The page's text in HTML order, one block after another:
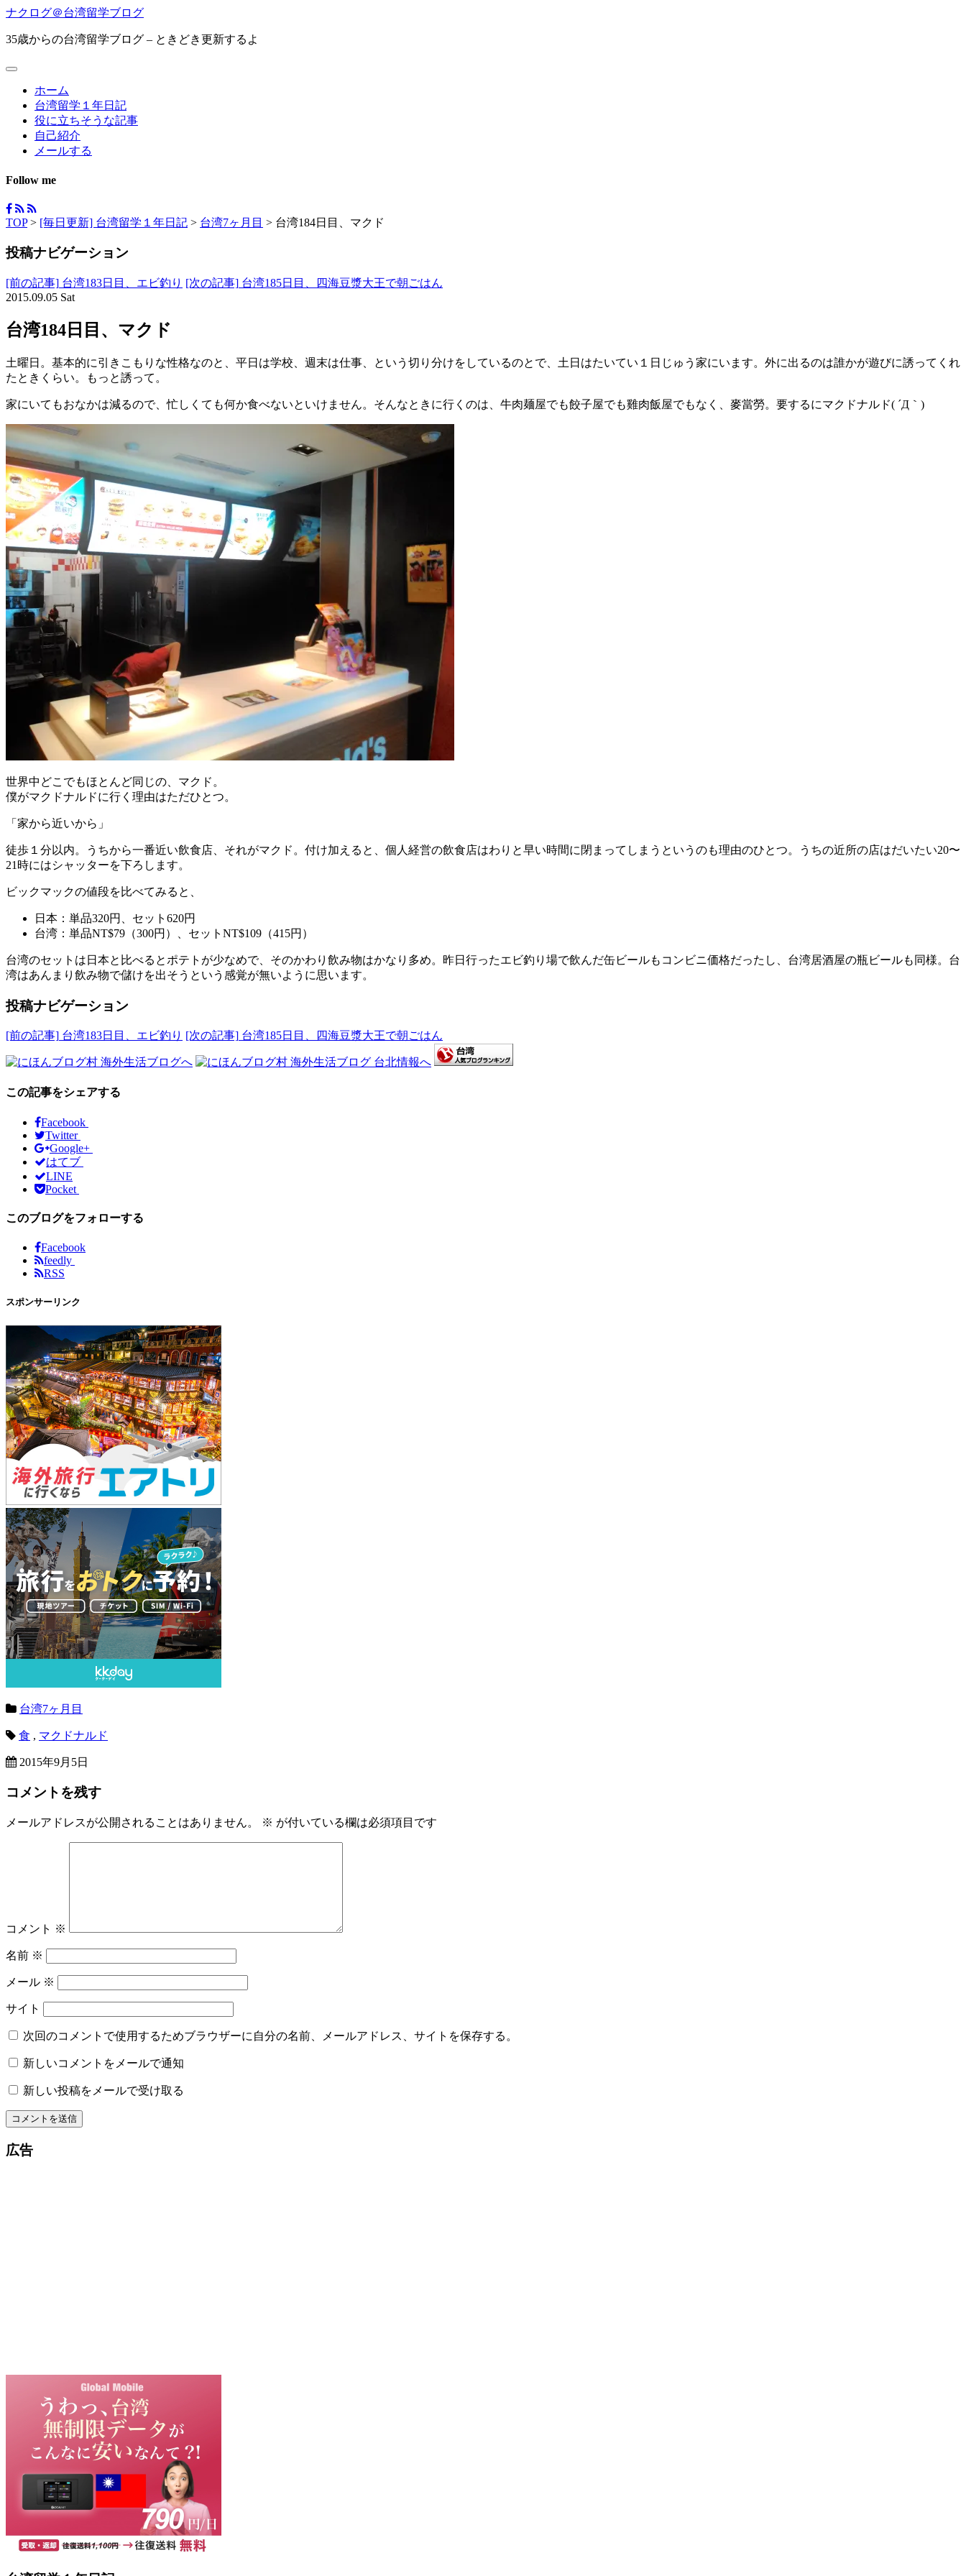
ナクログ＠台湾留学ブログ
35歳からの台湾留学ブログ – ときどき更新するよ
ホーム
台湾留学１年日記
役に立ちそうな記事
自己紹介
メールする
Follow me
TOP> [毎日更新] 台湾留学１年日記 > 台湾7ヶ月目 > 台湾184日目、マクド
投稿ナビゲーション
[前の記事] 台湾183日目、エビ釣り [次の記事] 台湾185日目、四海豆漿大王で朝ごはん
2015.09.05 Sat
台湾184日目、マクド
土曜日。基本的に引きこもりな性格なのと、平日は学校、週末は仕事、という切り分けをしているのとで、土日はたいてい１日じゅう家にいます。外に出るのは誰かが遊びに誘ってくれ
たときくらい。もっと誘って。
家にいてもおなかは減るので、忙しくても何か食べないといけません。そんなときに行くのは、牛肉麺屋でも餃子屋でも雞肉飯屋でもなく、麥當勞。要するにマクドナルド( ´Д｀)
世界中どこでもほとんど同じの、マクド。
僕がマクドナルドに行く理由はただひとつ。
「家から近いから」
徒歩１分以内。うちから一番近い飲食店、それがマクド。付け加えると、個人経営の飲食店はわりと早い時間に閉まってしまうというのも理由のひとつ。うちの近所の店はだいたい20〜
21時にはシャッターを下ろします。
ビックマックの値段を比べてみると、
日本：単品320円、セット620円
台湾：単品NT$79（300円）、セットNT$109（415円）
台湾のセットは日本と比べるとポテトが少なめで、そのかわり飲み物はかなり多め。昨日行ったエビ釣り場で飲んだ缶ビールもコンビニ価格だったし、台湾居酒屋の瓶ビールも同様。台
湾はあんまり飲み物で儲けを出そうという感覚が無いように思います。
投稿ナビゲーション
[前の記事] 台湾183日目、エビ釣り [次の記事] 台湾185日目、四海豆漿大王で朝ごはん
この記事をシェアする
Facebook
Twitter
Google+
はてブ
LINE
Pocket
このブログをフォローする
Facebook
feedly
RSS
スポンサーリンク
台湾7ヶ月目
食 , マクドナルド
2015年9月5日
コメントを残す
メールアドレスが公開されることはありません。 ※ が付いている欄は必須項目です
コメント ※
名前 ※
メール ※
サイト
次回のコメントで使用するためブラウザーに自分の名前、メールアドレス、サイトを保存する。
新しいコメントをメールで通知
新しい投稿をメールで受け取る
広告